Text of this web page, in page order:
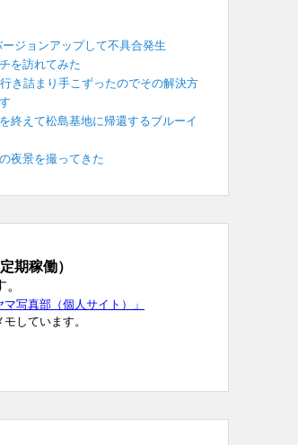
ジョンアップして不具合発生
を訪れてみた
き詰まり手こずったのでその解決方
終えて松島基地に帰還するブルーイ
夜景を撮ってきた